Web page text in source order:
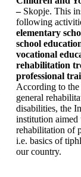
– Skopje. This
following
elementary
school
vocational
rehabilitation
professional
According to
general
disabilities, the
institution aimed
rehabilitation of
i.e. basics of
our country.